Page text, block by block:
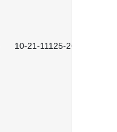
10-21-11125-2602